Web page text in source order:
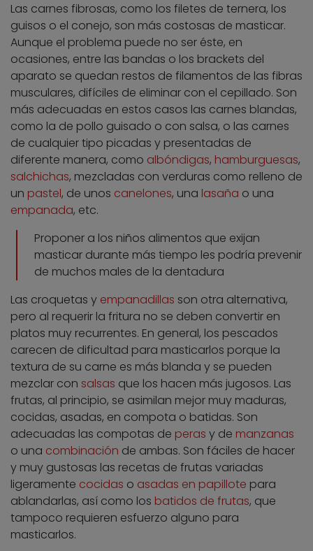
Las carnes fibrosas, como los filetes de ternera, los
guisos o el conejo, son más costosas de masticar.
Aunque el problema puede no ser éste, en
ocasiones, entre las bandas o los brackets del
aparato se quedan restos de filamentos de las fibras
musculares, difíciles de eliminar con el cepillado. Son
más adecuadas en estos casos las carnes blandas,
como la de pollo guisado o con salsa, o las carnes
de cualquier tipo picadas y presentadas de
diferente manera, como albóndigas, hamburguesas,
salchichas, mezcladas con verduras como relleno de
un pastel, de unos canelones, una lasaña o una
empanada, etc.
Proponer a los niños alimentos que exijan
masticar durante más tiempo les podría prevenir
de muchos males de la dentadura
Las croquetas y empanadillas son otra alternativa,
pero al requerir la fritura no se deben convertir en
platos muy recurrentes. En general, los pescados
carecen de dificultad para masticarlos porque la
textura de su carne es más blanda y se pueden
mezclar con salsas que los hacen más jugosos. Las
frutas, al principio, se asimilan mejor muy maduras,
cocidas, asadas, en compota o batidas. Son
adecuadas las compotas de peras y de manzanas
o una combinación de ambas. Son fáciles de hacer
y muy gustosas las recetas de frutas variadas
ligeramente cocidas o asadas en papillote para
ablandarlas, así como los batidos de frutas, que
tampoco requieren esfuerzo alguno para
masticarlos.